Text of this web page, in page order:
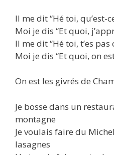
Il me dit “Hé toi, qu’est-
Moi je dis “Et quoi,
Il me dit “Hé toi, t’es pas
Moi je dis “Et quoi, on
On est les givrés de
Je bosse dans un
montagne
Je voulais faire du
lasagnes